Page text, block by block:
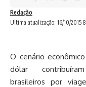
Ultima atualização: 16/10/2015
Redação
O cenário
dólar
brasileiros por